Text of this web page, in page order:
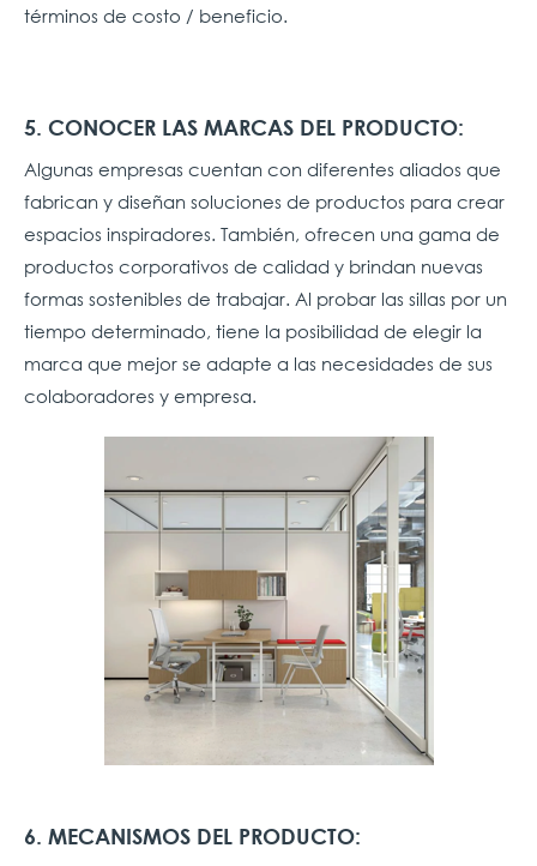
términos de costo / beneficio.
5. CONOCER LAS MARCAS DEL PRODUCTO:
Algunas empresas cuentan con diferentes aliados que
fabrican y diseñan soluciones de productos para crear
espacios inspiradores. También, ofrecen una gama de
productos corporativos de calidad y brindan nuevas
formas sostenibles de trabajar. Al probar las sillas por un
tiempo determinado, tiene la posibilidad de elegir la
marca que mejor se adapte a las necesidades de sus
colaboradores y empresa.
6. MECANISMOS DEL PRODUCTO: